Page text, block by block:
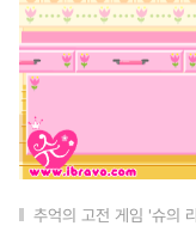
추억의 고전 게임 '슈의